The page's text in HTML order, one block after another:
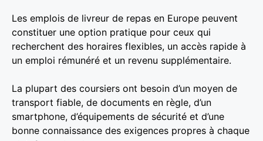
Les emplois de livreur de repas en Europe peuvent
constituer une option pratique pour ceux qui
recherchent des horaires flexibles, un accès rapide à
un emploi rémunéré et un revenu supplémentaire.
La plupart des coursiers ont besoin d’un moyen de
transport fiable, de documents en règle, d’un
smartphone, d’équipements de sécurité et d’une
bonne connaissance des exigences propres à chaque